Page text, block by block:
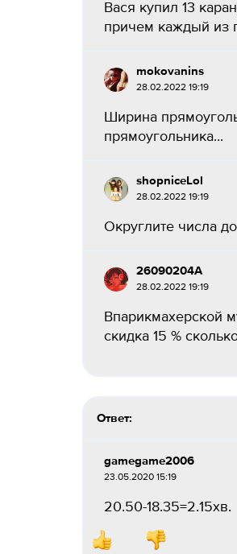
Вася купил 13
причем каждый из
mokovanins
28.02.2022 19:19
Ширина
прямоугольника...
shopniceLol
28.02.2022 19:19
Округлите числа
26090204A
28.02.2022 19:19
Впарикмахерской
скидка 15 %
Ответ:
gamegame2006
23.05.2020 15:19
20.50-18.35=2.15хв.